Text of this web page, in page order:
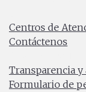
Centros de
Contáctenos
Transparencia
Formulario de